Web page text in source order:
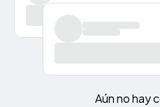
Aún no hay